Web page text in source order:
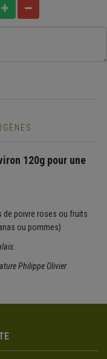
120g pour une
de poivre roses ou fruits
ou pommes)
Philippe Olivier